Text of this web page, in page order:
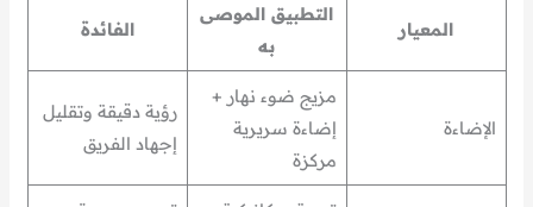
المعيار
التطبيق الموصى
به
الفائدة
الإضاءة
مزيج ضوء نهار +
إضاءة سريرية
مركزة
رؤية دقيقة وتقليل
إجهاد الفريق